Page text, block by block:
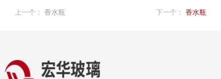
上一个： 香水瓶 下一个： 香水瓶